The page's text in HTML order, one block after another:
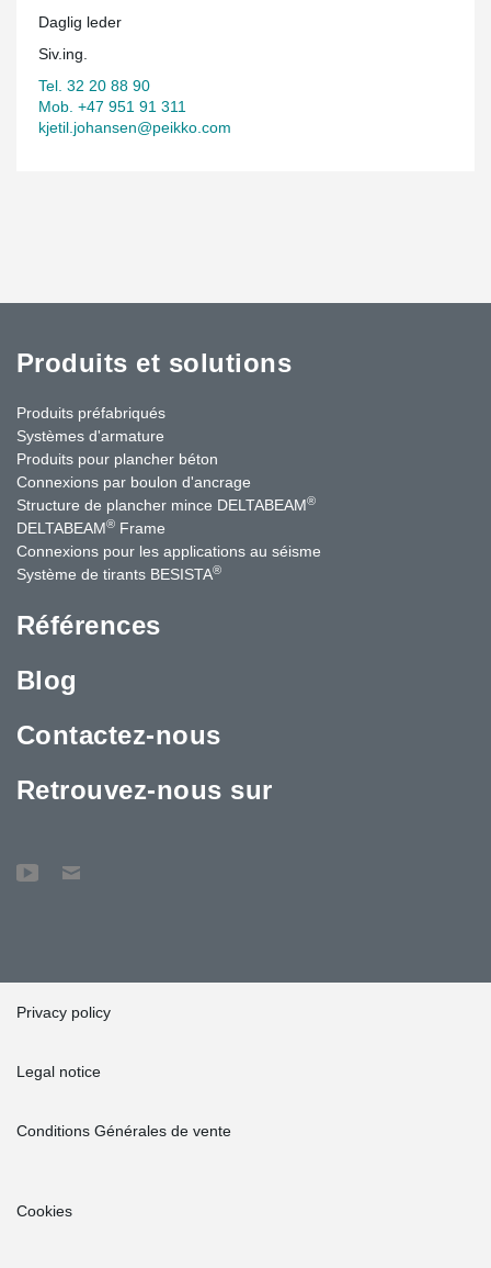
Daglig leder
Siv.ing.
Tel. 32 20 88 90
Mob. +47 951 91 311
kjetil.johansen@peikko.com
Produits et solutions
Produits préfabriqués
Systèmes d'armature
Produits pour plancher béton
Connexions par boulon d'ancrage
Structure de plancher mince DELTABEAM®
DELTABEAM® Frame
Connexions pour les applications au séisme
Système de tirants BESISTA®
Références
Blog
Contactez-nous
Retrouvez-nous sur
Privacy policy
Legal notice
Conditions Générales de vente
Cookies